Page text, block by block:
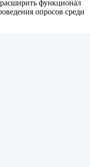
функционал
опросов среди